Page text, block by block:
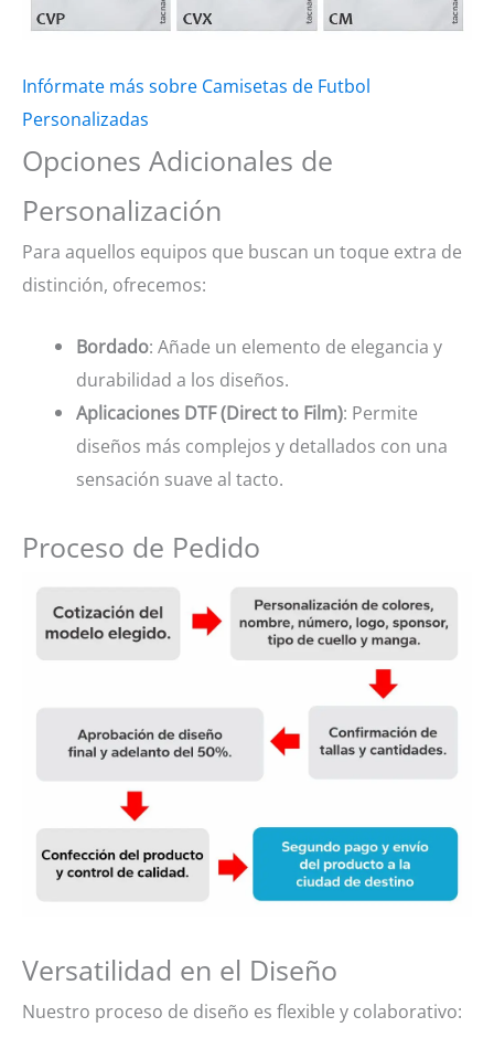
Infórmate más sobre Camisetas de Futbol
Personalizadas
Opciones Adicionales de
Personalización
Para aquellos equipos que buscan un toque extra de
distinción, ofrecemos:
Bordado: Añade un elemento de elegancia y
durabilidad a los diseños.
Aplicaciones DTF (Direct to Film): Permite
diseños más complejos y detallados con una
sensación suave al tacto.
Proceso de Pedido
Versatilidad en el Diseño
Nuestro proceso de diseño es flexible y colaborativo: